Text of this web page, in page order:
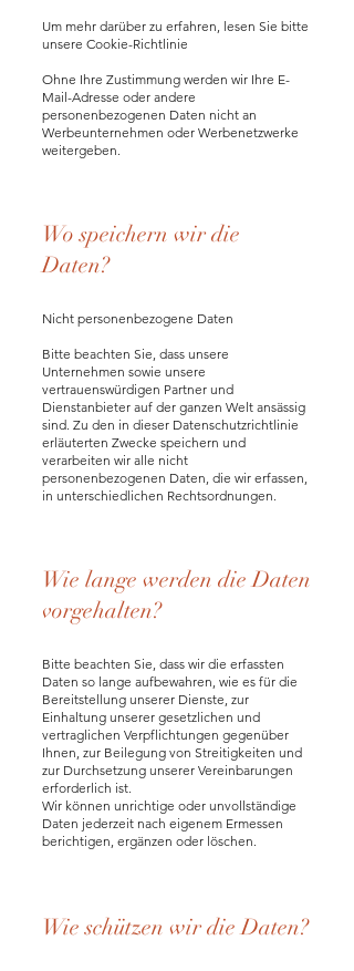
Um mehr darüber zu erfahren, lesen Sie bitte
unsere Cookie-Richtlinie
Ohne Ihre Zustimmung werden wir Ihre E-
Mail-Adresse oder andere
personenbezogenen Daten nicht an
Werbeunternehmen oder Werbenetzwerke
weitergeben.
Wo speichern wir die
Daten?
Nicht personenbezogene Daten
Bitte beachten Sie, dass unsere
Unternehmen sowie unsere
vertrauenswürdigen Partner und
Dienstanbieter auf der ganzen Welt ansässig
sind. Zu den in dieser Datenschutzrichtlinie
erläuterten Zwecke speichern und
verarbeiten wir alle nicht
personenbezogenen Daten, die wir erfassen,
in unterschiedlichen Rechtsordnungen.
Wie lange werden die Daten
vorgehalten?
Bitte beachten Sie, dass wir die erfassten
Daten so lange aufbewahren, wie es für die
Bereitstellung unserer Dienste, zur
Einhaltung unserer gesetzlichen und
vertraglichen Verpflichtungen gegenüber
Ihnen, zur Beilegung von Streitigkeiten und
zur Durchsetzung unserer Vereinbarungen
erforderlich ist.
Wir können unrichtige oder unvollständige
Daten jederzeit nach eigenem Ermessen
berichtigen, ergänzen oder löschen.
Wie schützen wir die Daten?